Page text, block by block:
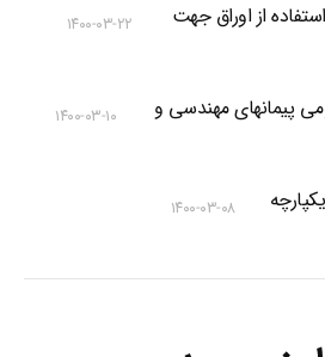
از اوراق جهت
۱۴۰۰-۰۳-۲۲
شرایط عمومی پیمانهای مهندسی و
۱۴۰۰-۰۳-۱۰
۱۴۰۰-۰۳-۰۸